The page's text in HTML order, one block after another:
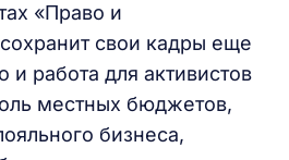
«Право и
свои кадры еще
и работа для активистов
местных бюджетов,
бизнеса,